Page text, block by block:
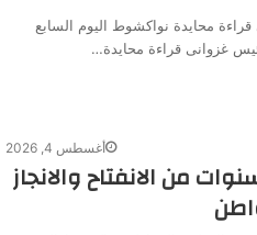
محايدة نواكشوط اليوم السابع
غزوانى قراءة محايدة…
أغسطس 4, 2026
من الانفتاح والانجاز